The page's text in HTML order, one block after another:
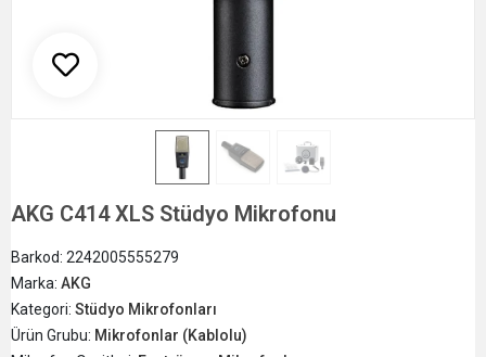
AKG C414 XLS Stüdyo Mikrofonu
Barkod: 2242005555279
Marka: AKG
Kategori: Stüdyo Mikrofonları
Ürün Grubu: Mikrofonlar (Kablolu)